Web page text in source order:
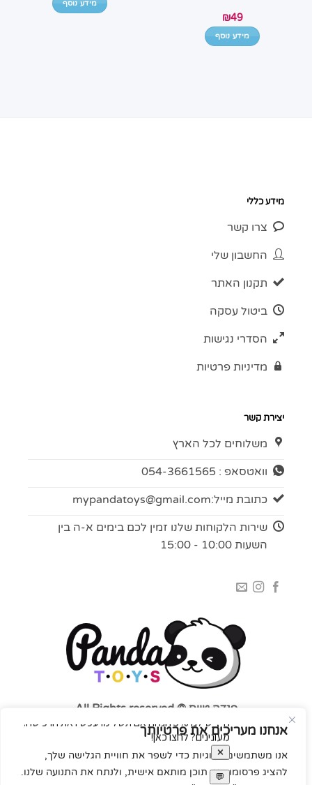
אנחנו מעריכים את פרטיותך
אנו משתמשים בעוגיות כדי לשפר את חוויית הגלישה שלך,
להציג פרסומות או תוכן מותאם אישית, ולנתח את התנועה שלנו.
₪49
מידע נוסף
מידע נוסף
מידע כללי
צרו קשר
החשבון שלי
תקנון האתר
ביטול עסקה
הסדרי נגישות
מדיניות פרטיות
יצירת קשר
משלוחים לכל הארץ
וואטסאפ : 054-3661565
כתובת מייל:mypandatoys@gmail.com
שירות הלקוחות שלנו זמין לכם בימים א-ה בין
השעות 10:00 - 15:00
פנדה טויס © All Rights reserved